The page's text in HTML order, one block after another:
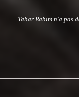
Tahar Rahim n'a pas